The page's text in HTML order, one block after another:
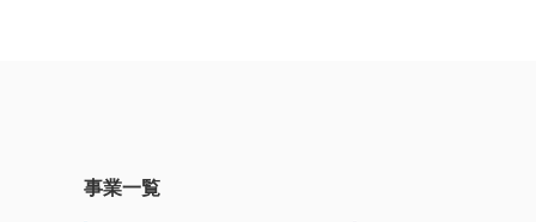
事業一覧